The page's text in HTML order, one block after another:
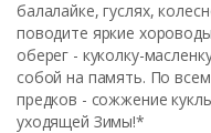
балалайке, гуслях,
поводите яркие
оберег - куколку-
собой на память. По
предков - сожжение
уходящей Зимы!*